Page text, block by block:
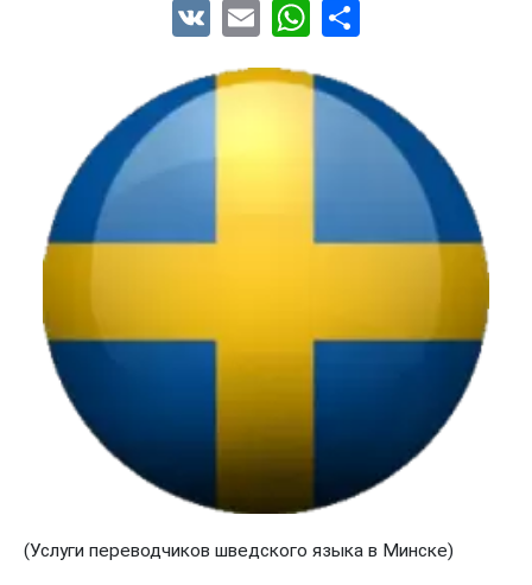
VK Email WhatsApp
(Услуги переводчиков шведского языка в Минске)